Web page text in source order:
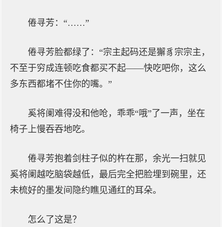
倦寻芳：“……”
倦寻芳脸都绿了：“宗主起码还是獬豸宗宗主，
不至于穷成连顿吃食都买不起——快吃吧你，这么
多东西都堵不住你的嘴。”
奚将阑难得没和他呛，乖乖“哦”了一声，坐在
椅子上慢吞吞地吃。
倦寻芳抱着剑柱子似的杵在那，余光一扫就见
奚将阑越吃脑袋越低，最后完全把脸埋到碗里，还
未梳好的墨发间隐约瞧见通红的耳朵。
怎么了这是？